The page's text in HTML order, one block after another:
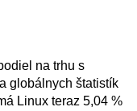
na trhu s
globálnych štatistík
Linux teraz 5,04 %